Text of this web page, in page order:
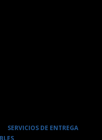
SERVICIOS DE ENTREGA